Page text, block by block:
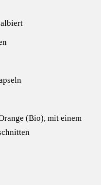
(Bio), mit einem